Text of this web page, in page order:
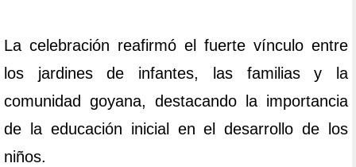
La celebración reafirmó el fuerte vínculo entre
los jardines de infantes, las familias y la
comunidad goyana, destacando la importancia
de la educación inicial en el desarrollo de los
niños.